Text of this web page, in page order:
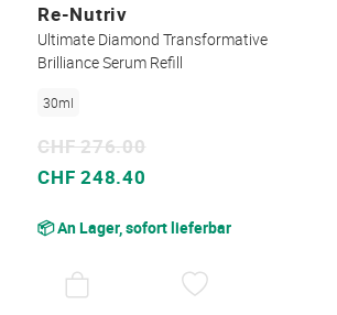
Re-Nutriv
Ultimate Diamond Transformative
Brilliance Serum Refill
30ml
Sonderpreis
CHF 248.40
CHF 276.00
📦 An Lager, sofort lieferbar